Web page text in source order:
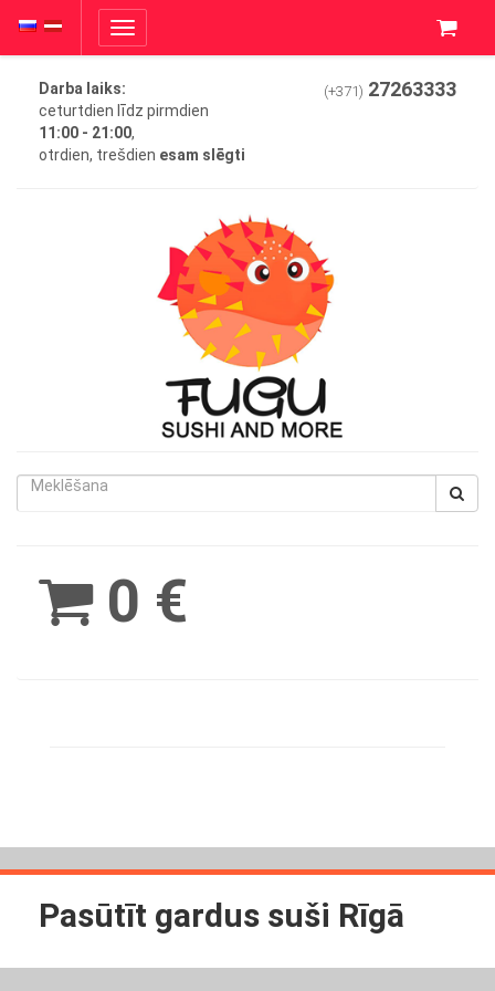
Toggle
navigation
Darba laiks:
ceturtdien līdz pirmdien
11:00 - 21:00,
otrdien, trešdien esam slēgti
(+371) 27263333
BetWest0 €
Pasūtīt gardus suši Rīgā